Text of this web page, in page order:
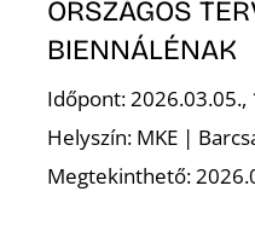
ORSZÁGOS
BIENNÁLÉNAK
Időpont: 2026.03.05.,
Helyszín: MKE |
Megtekinthető: